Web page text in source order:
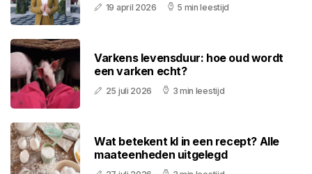
19 april 2026 5 min leestijd
Varkens levensduur: hoe oud wordt
een varken echt?
25 juli 2026 3 min leestijd
Wat betekent kl in een recept? Alle
maateenheden uitgelegd